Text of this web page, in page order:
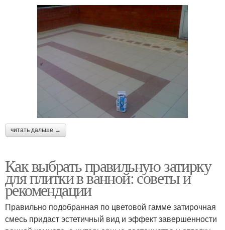
читать дальше →
Как выбрать правильную затирку
для плитки в ванной: советы и
рекомендации
Правильно подобранная по цветовой гамме затирочная
смесь придаст эстетичный вид и эффект завершенности